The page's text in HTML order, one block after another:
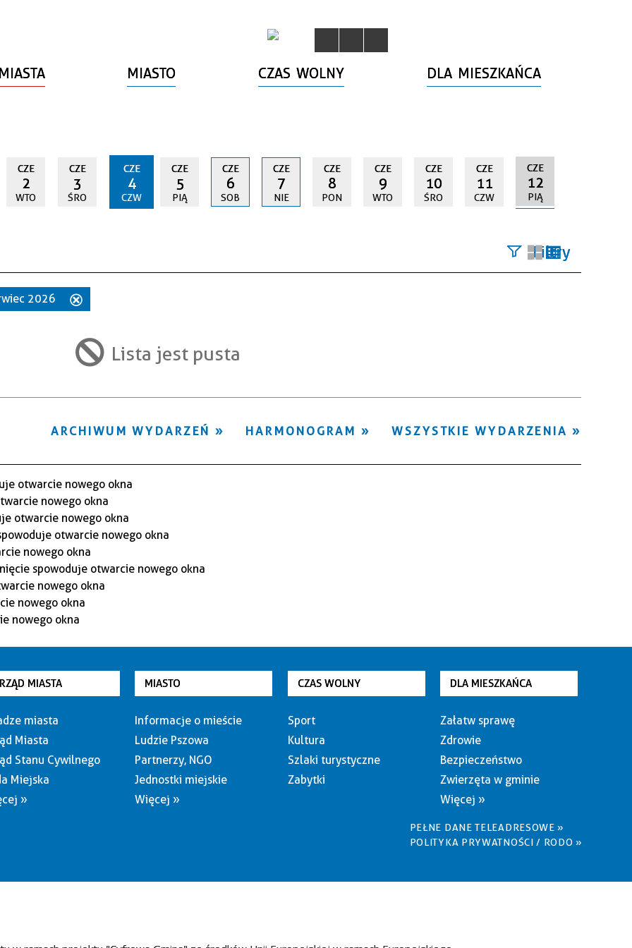
MIASTO CZAS WOLNY DLA MIESZKAŃCA
CZE
2
WTO
CZE
3
ŚRO
CZE
4
CZW
CZE
5
PIĄ
CZE
6
SOB
CZE
7
NIE
CZE
8
PON
CZE
9
WTO
CZE
10
ŚRO
CZE
11
CZW
CZE
12
PIĄ
Filtry
Miejsce
2026
filtr
Lista jest pusta
WSZYSTKIE WYDARZENIA
HARMONOGRAM
ARCHIWUM WYDARZEŃ
MIASTA
miasta
Miasta
Stanu Cywilnego
Miejska
»
MIASTO
Informacje o mieście
Ludzie Pszowa
Partnerzy, NGO
Jednostki miejskie
Więcej »
CZAS WOLNY
Sport
Kultura
Szlaki turystyczne
Zabytki
DLA MIESZKAŃCA
Załatw sprawę
Zdrowie
Bezpieczeństwo
Zwierzęta w gminie
Więcej »
PEŁNE DANE TELEADRESOWE »
POLITYKA PRYWATNOŚCI / RODO »